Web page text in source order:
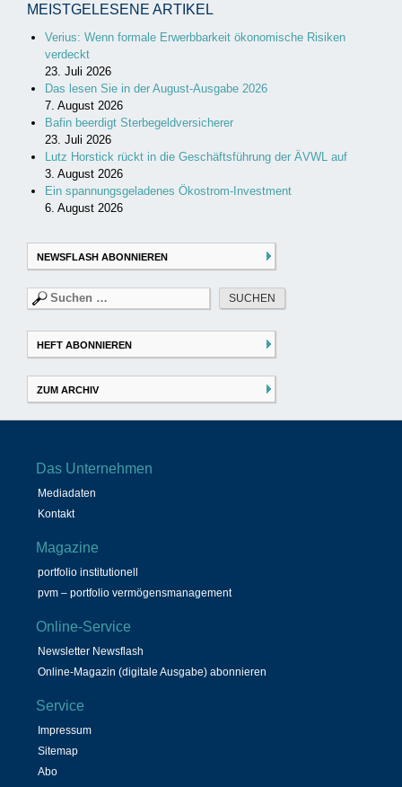
MEISTGELESENE ARTIKEL
Verius: Wenn formale Erwerbbarkeit ökonomische Risiken
verdeckt
23. Juli 2026
Das lesen Sie in der August-Ausgabe 2026
7. August 2026
Bafin beerdigt Sterbegeldversicherer
23. Juli 2026
Lutz Horstick rückt in die Geschäftsführung der ÄVWL auf
3. August 2026
Ein spannungsgeladenes Ökostrom-Investment
6. August 2026
NEWSFLASH ABONNIEREN
Suchen
nach:
HEFT ABONNIEREN
ZUM ARCHIV
Das Unternehmen
Mediadaten
Kontakt
Magazine
portfolio institutionell
pvm – portfolio vermögensmanagement
Online-Service
Newsletter Newsflash
Online-Magazin (digitale Ausgabe) abonnieren
Service
Impressum
Sitemap
Abo